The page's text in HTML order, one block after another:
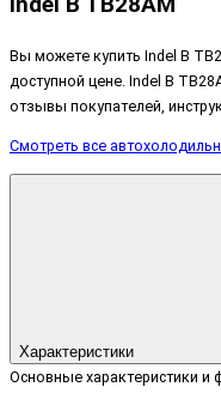
Вы можете купить Indel B
доступной цене. Indel B
отзывы покупателей,
Смотреть все
Характеристики
Основные характеристики и